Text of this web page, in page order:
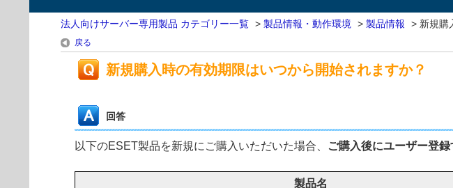
法人向けサーバー専用製品 カテゴリー一覧 > 製品情報・動作環境 > 製品情報 > 新規購
戻る
新規購入時の有効期限はいつから開始されますか？
回答
以下のESET製品を新規にご購入いただいた場合、 ご購入後にユーザー登
製品名